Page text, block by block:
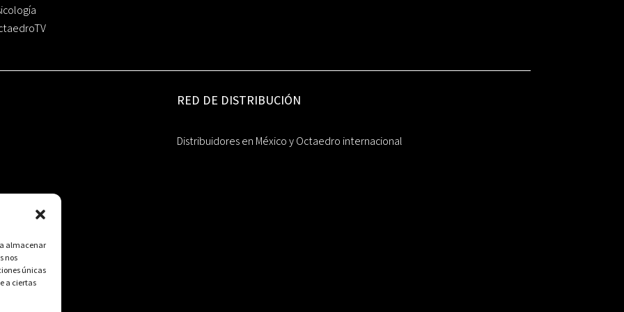
almacenar
nos
únicas
a ciertas
RED DE DISTRIBUCIÓN
Distribuidores en México y Octaedro internacional